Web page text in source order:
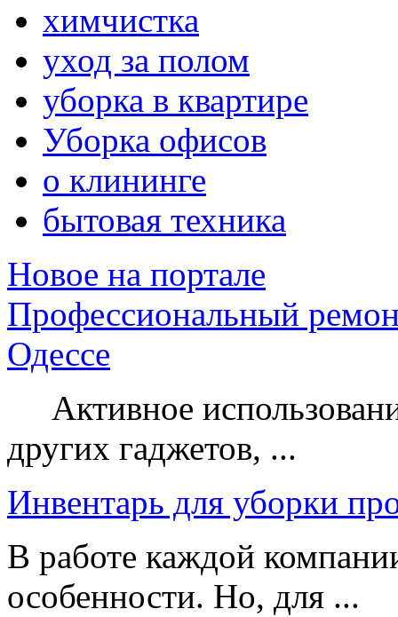
химчистка
уход за полом
уборка в квартире
Уборка офисов
о клининге
бытовая техника
Новое на портале
Профессиональный
Одессе
Активное
других гаджетов, ...
Инвентарь для уборки
В работе каждой
особенности. Но, для ...